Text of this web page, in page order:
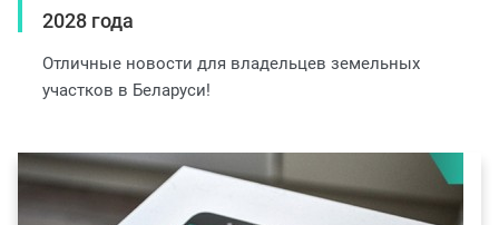
2028 года
Отличные новости для владельцев земельных
участков в Беларуси!